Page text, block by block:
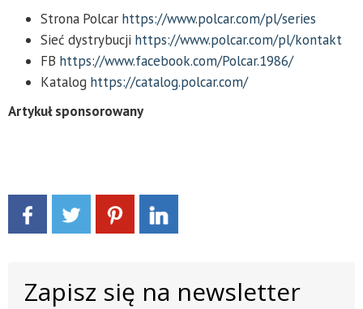
Strona Polcar https://www.polcar.com/pl/series
Sieć dystrybucji https://www.polcar.com/pl/kontakt
FB https://www.facebook.com/Polcar.1986/
Katalog https://catalog.polcar.com/
Artykuł sponsorowany
Zapisz się na newsletter